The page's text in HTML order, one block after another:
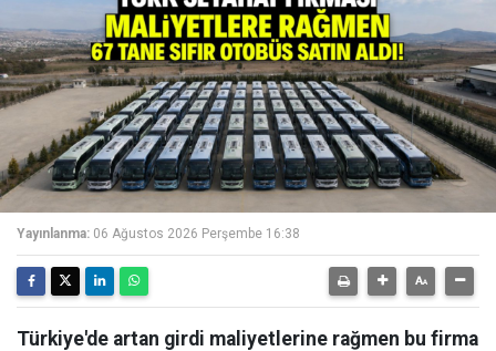
Yayınlanma: 06 Ağustos 2026 Perşembe 16:38
Türkiye'de artan girdi maliyetlerine rağmen bu firma